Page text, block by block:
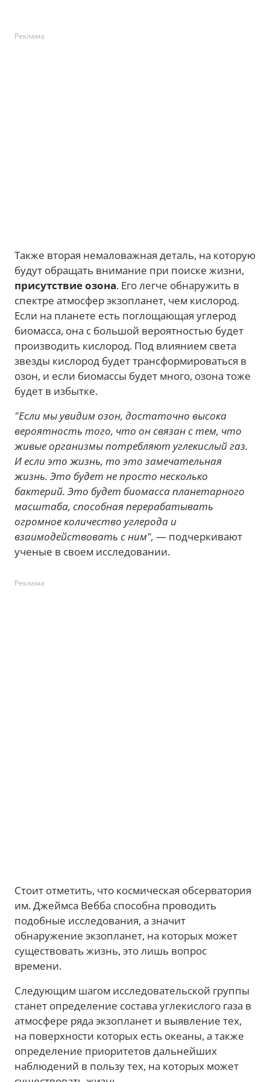
Реклама
Также вторая немаловажная деталь, на которую
будут обращать внимание при поиске жизни,
присутствие озона. Его легче обнаружить в
спектре атмосфер экзопланет, чем кислород.
Если на планете есть поглощающая углерод
биомасса, она с большой вероятностью будет
производить кислород. Под влиянием света
звезды кислород будет трансформироваться в
озон, и если биомассы будет много, озона тоже
будет в избытке.
"Если мы увидим озон, достаточно высока
вероятность того, что он связан с тем, что
живые организмы потребляют углекислый газ.
И если это жизнь, то это замечательная
жизнь. Это будет не просто несколько
бактерий. Это будет биомасса планетарного
масштаба, способная перерабатывать
огромное количество углерода и
взаимодействовать с ним", — подчеркивают
ученые в своем исследовании.
Реклама
Стоит отметить, что космическая обсерватория
им. Джеймса Вебба способна проводить
подобные исследования, а значит
обнаружение экзопланет, на которых может
существовать жизнь, это лишь вопрос
времени.
Следующим шагом исследовательской группы
станет определение состава углекислого газа в
атмосфере ряда экзопланет и выявление тех,
на поверхности которых есть океаны, а также
определение приоритетов дальнейших
наблюдений в пользу тех, на которых может